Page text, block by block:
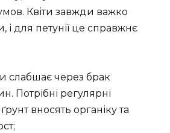
Квіти завжди важко
і для петунії це справжнє
слабшає через брак
Потрібні регулярні
вносять органіку та